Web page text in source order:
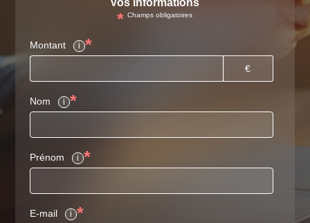
Vos informations
* Champs obligatoires
Montant i *
€
Nom i *
Prénom i *
E-mail i *